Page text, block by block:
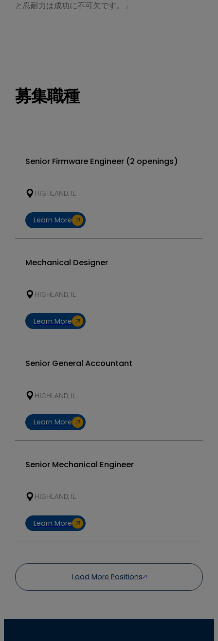
と忍耐力は成功に不可欠です。」
募集職種
Senior Firmware Engineer (2 openings)
HIGHLAND, IL
Learn More
Mechanical Designer
HIGHLAND, IL
Learn More
Senior General Accountant
HIGHLAND, IL
Learn More
Senior Mechanical Engineer
HIGHLAND, IL
Learn More
Load More Positions